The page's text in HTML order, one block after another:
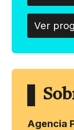
Ver
Agencia